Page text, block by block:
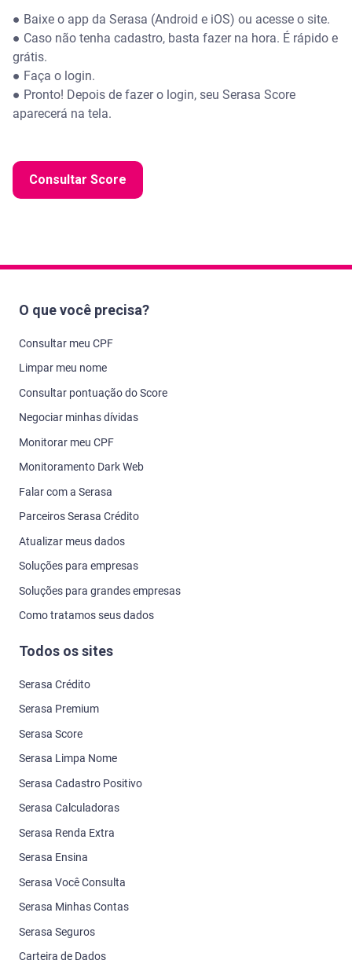
● Baixe o app da Serasa (Android e iOS) ou acesse o site.
● Caso não tenha cadastro, basta fazer na hora. É rápido e
grátis.
● Faça o login.
● Pronto! Depois de fazer o login, seu Serasa Score
aparecerá na tela.
Consultar Score
O que você precisa?
Consultar meu CPF
Limpar meu nome
Consultar pontuação do Score
Negociar minhas dívidas
Monitorar meu CPF
Monitoramento Dark Web
Falar com a Serasa
Parceiros Serasa Crédito
Atualizar meus dados
Soluções para empresas
Soluções para grandes empresas
Como tratamos seus dados
Todos os sites
Serasa Crédito
Serasa Premium
Serasa Score
Serasa Limpa Nome
Serasa Cadastro Positivo
Serasa Calculadoras
Serasa Renda Extra
Serasa Ensina
Serasa Você Consulta
Serasa Minhas Contas
Serasa Seguros
Carteira de Dados